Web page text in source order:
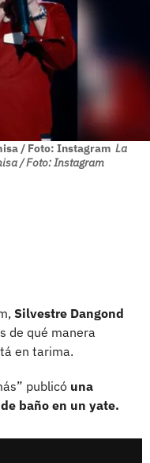
/ Foto: Instagram La
/ Foto: Instagram
Silvestre Dangond
de qué manera
en tarima.
publicó una
baño en un yate.